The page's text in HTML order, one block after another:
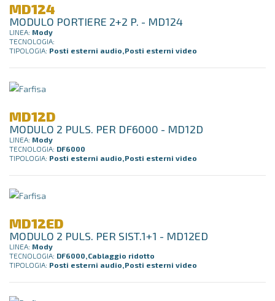
MD124
MODULO PORTIERE 2+2 P. - MD124
LINEA: Mody
TECNOLOGIA:
TIPOLOGIA: Posti esterni audio,Posti esterni video
MD12D
MODULO 2 PULS. PER DF6000 - MD12D
LINEA: Mody
TECNOLOGIA: DF6000
TIPOLOGIA: Posti esterni audio,Posti esterni video
MD12ED
MODULO 2 PULS. PER SIST.1+1 - MD12ED
LINEA: Mody
TECNOLOGIA: DF6000,Cablaggio ridotto
TIPOLOGIA: Posti esterni audio,Posti esterni video